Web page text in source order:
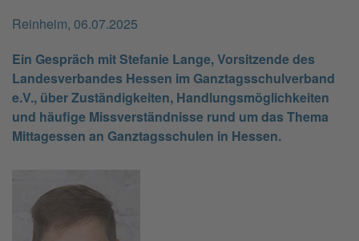
Reinheim, 06.07.2025
Ein Gespräch mit Stefanie Lange, Vorsitzende des
Landesverbandes Hessen im Ganztagsschulverband
e.V., über Zuständigkeiten, Handlungsmöglichkeiten
und häufige Missverständnisse rund um das Thema
Mittagessen an Ganztagsschulen in Hessen.